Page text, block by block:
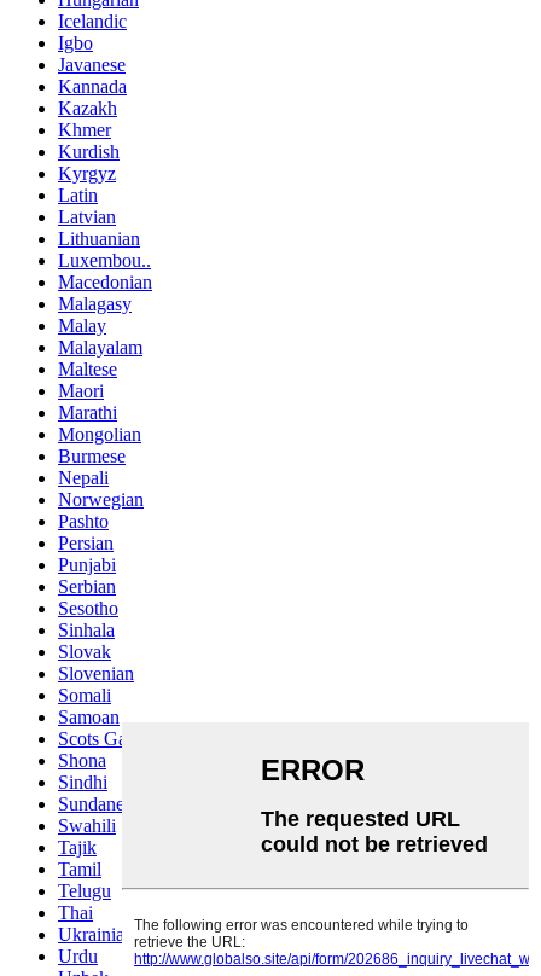
Icelandic
Igbo
Javanese
Kannada
Kazakh
Khmer
Kurdish
Kyrgyz
Latin
Latvian
Lithuanian
Luxembou..
Macedonian
Malagasy
Malay
Malayalam
Maltese
Maori
Marathi
Mongolian
Burmese
Nepali
Norwegian
Pashto
Persian
Punjabi
Serbian
Sesotho
Sinhala
Slovak
Slovenian
Somali
Samoan
Scots Gaelic
Shona
Sindhi
Sundanese
Swahili
Tajik
Tamil
Telugu
Thai
Ukrainian
Urdu